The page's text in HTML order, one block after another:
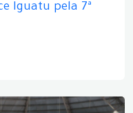
Iguatu pela 7ª